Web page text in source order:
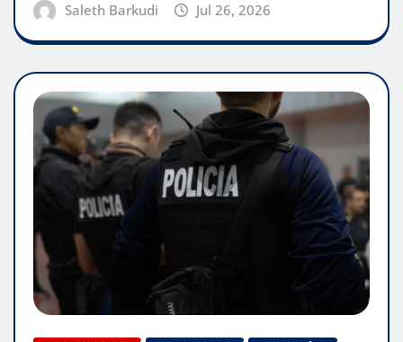
Saleth Barkudi Jul 26, 2026